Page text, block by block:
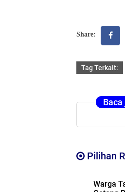
Share:
Tag Terkait:
Baca
Pilihan
Warga